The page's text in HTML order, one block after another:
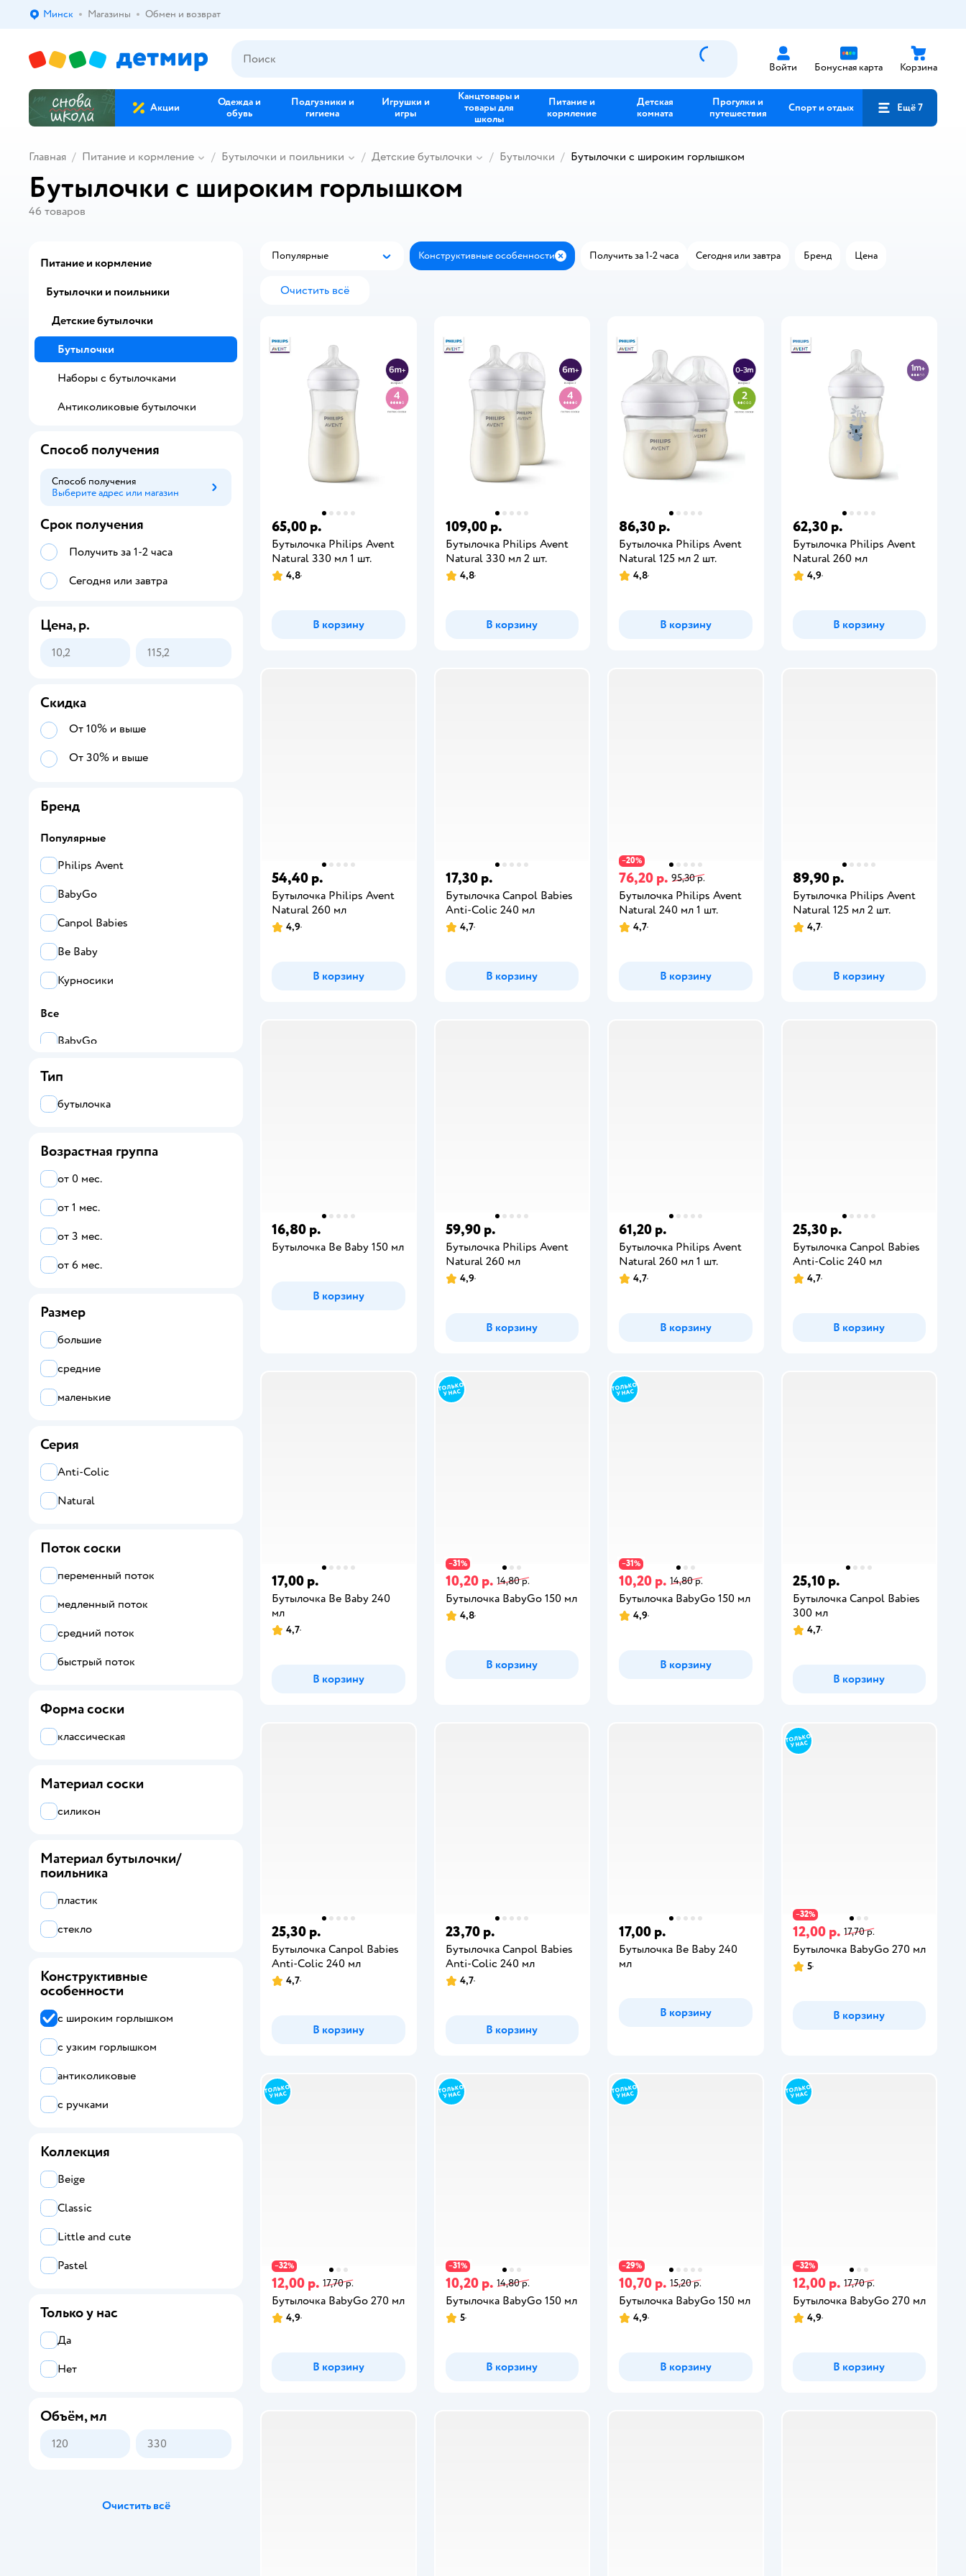
Выбор адреса доставки.
Минск Магазины Обмен и возврат
Войти Бонусная карта Корзина
Акции
Одежда и
обувь
Подгузники и
гигиена
Игрушки и
игры
Канцтовары и
товары для
школы
Питание и
кормление
Детская
комната
Прогулки и
путешествия
Спорт и отдых Ещё 7
Главная Питание и кормление Бутылочки и поильники Детские бутылочки Бутылочки Бутылочки с широким горлышком
Бутылочки с широким горлышком
46 товаров
Популярные
Популярные Конструктивные особенности ЗакрытьПолучить за 1-2 часа Сегодня или завтра Бренд Цена
Очистить всё
65,00 р.
Бутылочка Philips Avent
Natural 330 мл 1 шт.
4,8
В корзину
109,00 р.
Бутылочка Philips Avent
Natural 330 мл 2 шт.
4,8
В корзину
86,30 р.
Бутылочка Philips Avent
Natural 125 мл 2 шт.
4,8
В корзину
62,30 р.
Бутылочка Philips Avent
Natural 260 мл
4,9
В корзину
54,40 р.
Бутылочка Philips Avent
Natural 260 мл
4,9
В корзину
17,30 р.
Бутылочка Canpol Babies
Anti-Colic 240 мл
4,7
В корзину
−20%
76,20 р. 95,30 р.
Бутылочка Philips Avent
Natural 240 мл 1 шт.
4,7
В корзину
89,90 р.
Бутылочка Philips Avent
Natural 125 мл 2 шт.
4,7
В корзину
16,80 р.
Бутылочка Be Baby 150 мл
В корзину
59,90 р.
Бутылочка Philips Avent
Natural 260 мл
4,9
В корзину
61,20 р.
Бутылочка Philips Avent
Natural 260 мл 1 шт.
4,7
В корзину
25,30 р.
Бутылочка Canpol Babies
Anti-Colic 240 мл
4,7
В корзину
17,00 р.
Бутылочка Be Baby 240
мл
4,7
В корзину
−31%
10,20 р. 14,80 р.
Бутылочка BabyGo 150 мл
4,8
В корзину
−31%
10,20 р. 14,80 р.
Бутылочка BabyGo 150 мл
4,9
В корзину
25,10 р.
Бутылочка Canpol Babies
300 мл
4,7
В корзину
25,30 р.
Бутылочка Canpol Babies
Anti-Colic 240 мл
4,7
В корзину
23,70 р.
Бутылочка Canpol Babies
Anti-Colic 240 мл
4,7
В корзину
17,00 р.
Бутылочка Be Baby 240
мл
В корзину
−32%
12,00 р. 17,70 р.
Бутылочка BabyGo 270 мл
5
В корзину
−32%
12,00 р. 17,70 р.
Бутылочка BabyGo 270 мл
4,9
В корзину
−31%
10,20 р. 14,80 р.
Бутылочка BabyGo 150 мл
5
В корзину
−29%
10,70 р. 15,20 р.
Бутылочка BabyGo 150 мл
4,9
В корзину
−32%
12,00 р. 17,70 р.
Бутылочка BabyGo 270 мл
4,9
В корзину
Питание и кормление
Бутылочки и поильники
Детские бутылочки
Бутылочки
Наборы с бутылочками
Антиколиковые бутылочки
Способ получения
Способ получения
Выберите адрес или магазин
Способ получения
Срок получения
Получить за 1-2 часа
Сегодня или завтра
Цена, р.
Скидка
От 10% и выше
От 30% и выше
Бренд
Популярные
Philips Avent
BabyGo
Canpol Babies
Be Baby
Курносики
Все
BabyGo
Canpol Babies
Курносики
Мама Тама
Тип
бутылочка
Возрастная группа
от 0 мес.
от 1 мес.
от 3 мес.
от 6 мес.
Размер
большие
средние
маленькие
Серия
Anti-Colic
Natural
Поток соски
переменный поток
медленный поток
средний поток
быстрый поток
Форма соски
классическая
Материал соски
силикон
Материал бутылочки/
поильника
пластик
стекло
Конструктивные
особенности
с широким горлышком
с узким горлышком
антиколиковые
с ручками
Коллекция
Beige
Classic
Little and cute
Pastel
Только у нас
Да
Нет
Объём, мл
Очистить всё